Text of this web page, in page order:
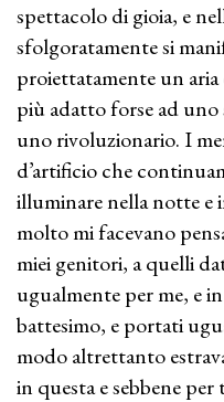
spettacolo di gioia, e
sfolgoratamente si
proiettatamente un aria
più adatto forse ad uno
uno rivoluzionario. I
d’artificio che
illuminare nella notte
molto mi facevano
miei genitori, a quelli
ugualmente per me, e
battesimo, e portati
modo altrettanto
in questa e sebbene